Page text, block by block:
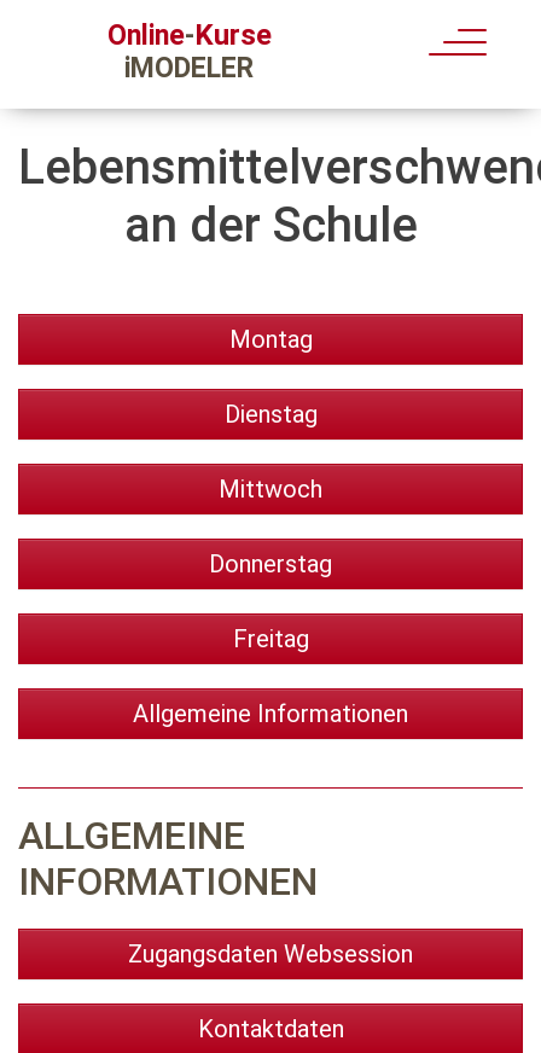
Online-Kurse
iMODELER
an der Schule
Montag
Dienstag
Mittwoch
Donnerstag
Freitag
Allgemeine Informationen
ALLGEMEINE
INFORMATIONEN
Zugangsdaten Websession
Kontaktdaten